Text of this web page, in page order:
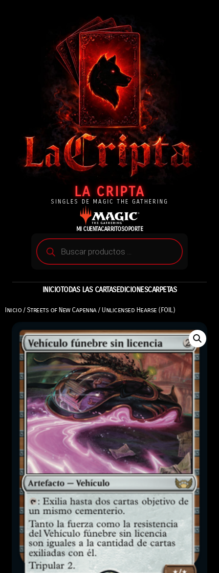
LA CRIPTA
SINGLES DE MAGIC THE GATHERING
MI CUENTACARRITOSOPORTE
INICIOTODAS LAS CARTASEDICIONESCARPETAS
Inicio /Streets of New Capenna/ Unlicensed Hearse (FOIL)